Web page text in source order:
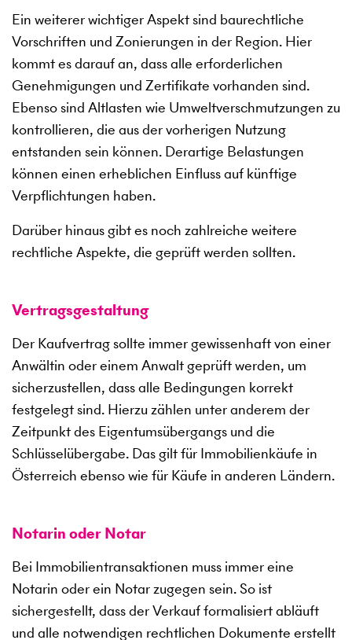
Ein weiterer wichtiger Aspekt sind baurechtliche
Vorschriften und Zonierungen in der Region. Hier
kommt es darauf an, dass alle erforderlichen
Genehmigungen und Zertifikate vorhanden sind.
Ebenso sind Altlasten wie Umweltverschmutzungen zu
kontrollieren, die aus der vorherigen Nutzung
entstanden sein können. Derartige Belastungen
können einen erheblichen Einfluss auf künftige
Verpflichtungen haben.
Darüber hinaus gibt es noch zahlreiche weitere
rechtliche Aspekte, die geprüft werden sollten.
Vertragsgestaltung
Der Kaufvertrag sollte immer gewissenhaft von einer
Anwältin oder einem Anwalt geprüft werden, um
sicherzustellen, dass alle Bedingungen korrekt
festgelegt sind. Hierzu zählen unter anderem der
Zeitpunkt des Eigentumsübergangs und die
Schlüsselübergabe. Das gilt für Immobilienkäufe in
Österreich ebenso wie für Käufe in anderen Ländern.
Notarin oder Notar
Bei Immobilientransaktionen muss immer eine
Notarin oder ein Notar zugegen sein. So ist
sichergestellt, dass der Verkauf formalisiert abläuft
und alle notwendigen rechtlichen Dokumente erstellt